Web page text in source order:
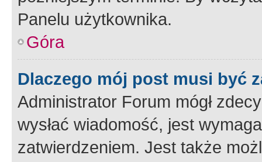
Panelu użytkownika.
Góra
Dlaczego mój post musi być
Administrator Forum mógł
wysłać wiadomość, jest
zatwierdzeniem. Jest także